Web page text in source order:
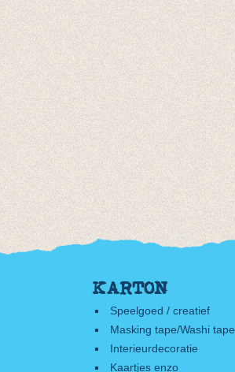
KARTON
Speelgoed / creatief
Masking tape/Washi tape
Interieurdecoratie
Kaartjes enzo